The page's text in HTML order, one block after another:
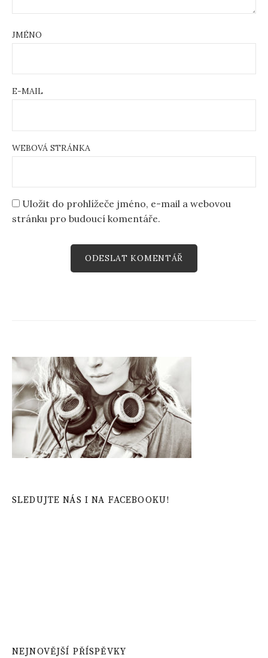
JMÉNO
E-MAIL
WEBOVÁ STRÁNKA
Uložit do prohlížeče jméno, e-mail a webovou
stránku pro budoucí komentáře.
SLEDUJTE NÁS I NA FACEBOOKU!
NEJNOVĚJŠÍ PŘÍSPĚVKY